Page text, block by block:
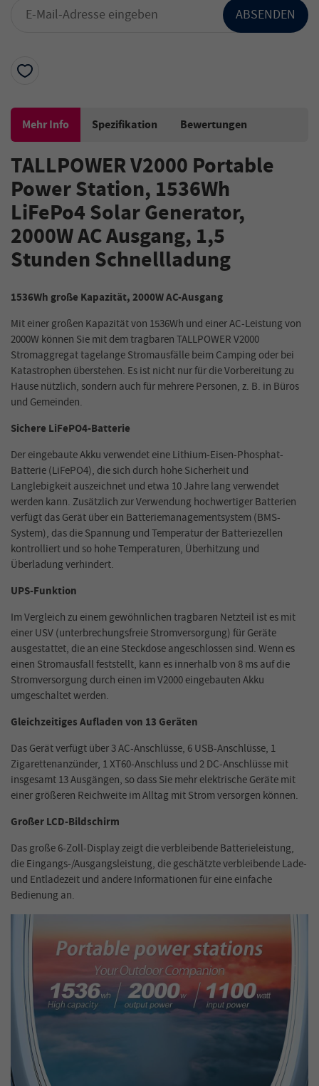
ABSENDEN
Mehr Info Spezifikation Bewertungen
TALLPOWER V2000 Portable
Power Station, 1536Wh
LiFePo4 Solar Generator,
2000W AC Ausgang, 1,5
Stunden Schnellladung
1536Wh große Kapazität, 2000W AC-Ausgang
Mit einer großen Kapazität von 1536Wh und einer AC-Leistung von
2000W können Sie mit dem tragbaren TALLPOWER V2000
Stromaggregat tagelange Stromausfälle beim Camping oder bei
Katastrophen überstehen. Es ist nicht nur für die Vorbereitung zu
Hause nützlich, sondern auch für mehrere Personen, z. B. in Büros
und Gemeinden.
Sichere LiFePO4-Batterie
Der eingebaute Akku verwendet eine Lithium-Eisen-Phosphat-
Batterie (LiFePO4), die sich durch hohe Sicherheit und
Langlebigkeit auszeichnet und etwa 10 Jahre lang verwendet
werden kann. Zusätzlich zur Verwendung hochwertiger Batterien
verfügt das Gerät über ein Batteriemanagementsystem (BMS-
System), das die Spannung und Temperatur der Batteriezellen
kontrolliert und so hohe Temperaturen, Überhitzung und
Überladung verhindert.
UPS-Funktion
Im Vergleich zu einem gewöhnlichen tragbaren Netzteil ist es mit
einer USV (unterbrechungsfreie Stromversorgung) für Geräte
ausgestattet, die an eine Steckdose angeschlossen sind. Wenn es
einen Stromausfall feststellt, kann es innerhalb von 8 ms auf die
Stromversorgung durch einen im V2000 eingebauten Akku
umgeschaltet werden.
Gleichzeitiges Aufladen von 13 Geräten
Das Gerät verfügt über 3 AC-Anschlüsse, 6 USB-Anschlüsse, 1
Zigarettenanzünder, 1 XT60-Anschluss und 2 DC-Anschlüsse mit
insgesamt 13 Ausgängen, so dass Sie mehr elektrische Geräte mit
einer größeren Reichweite im Alltag mit Strom versorgen können.
Großer LCD-Bildschirm
Das große 6-Zoll-Display zeigt die verbleibende Batterieleistung,
die Eingangs-/Ausgangsleistung, die geschätzte verbleibende Lade-
und Entladezeit und andere Informationen für eine einfache
Bedienung an.